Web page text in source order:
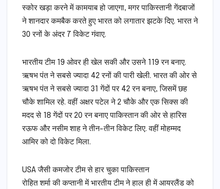
स्कोर खड़ा करने में कामयाब हो जाएगा, मगर पाकिस्तानी गेंदबाजों
ने शानदार कमबैक करते हुए भारत को लगातार झटके दिए. भारत ने
30 रनों के अंदर 7 विकेट गंवाए.
भारतीय टीम 19 ओवर ही खेल सकी और उसने 119 रन बनाए.
ऋषभ पंत ने सबसे ज्यादा 42 रनों की पारी खेली. भारत की ओर से
ऋषभ पंत ने सबसे ज्यादा 31 गेंदों पर 42 रन बनाए, जिसमें छह
चौके शामिल रहे. वहीं अक्षर पटेल ने 2 चौके और एक सिक्स की
मदद से 18 गेंदों पर 20 रन बनाए पाकिस्तान की ओर से हारिस
रऊफ और नसीम शाह ने तीन-तीन विकेट लिए. वहीं मोहम्मद
आमिर को दो विकेट मिला.
USA जैसी कमजोर टीम से हार चुका पाकिस्तान
रोहित शर्मा की कप्तानी में भारतीय टीम ने हाल ही में आयरलैंड को